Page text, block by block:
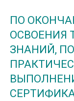
ПО
ОСВОЕНИЯ
ЗНАНИЙ,